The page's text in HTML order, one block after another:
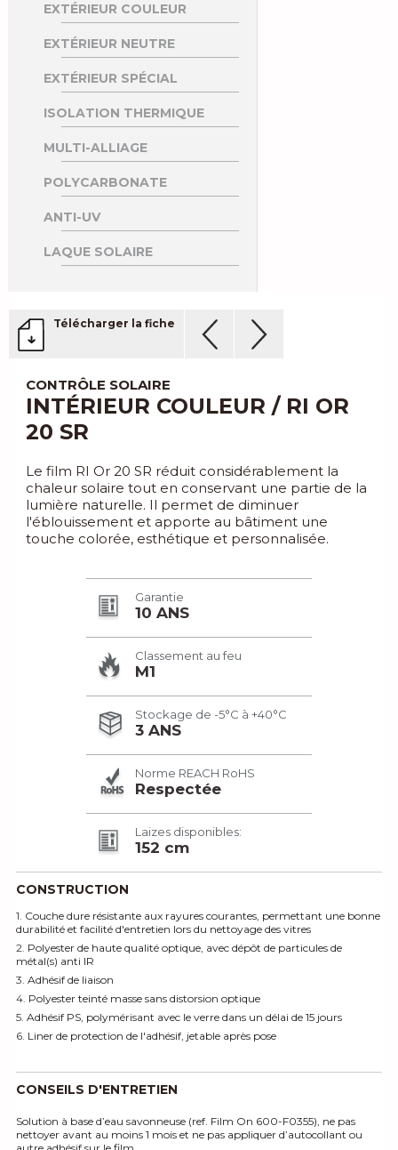
EXTÉRIEUR COULEUR
EXTÉRIEUR NEUTRE
EXTÉRIEUR SPÉCIAL
ISOLATION THERMIQUE
MULTI-ALLIAGE
POLYCARBONATE
ANTI-UV
LAQUE SOLAIRE
Télécharger la fiche
CONTRÔLE SOLAIRE
INTÉRIEUR COULEUR / RI OR
20 SR
Le film RI Or 20 SR réduit considérablement la
chaleur solaire tout en conservant une partie de la
lumière naturelle. Il permet de diminuer
l'éblouissement et apporte au bâtiment une
touche colorée, esthétique et personnalisée.
Garantie
10 ANS
Classement au feu
M1
Stockage de -5°C à +40°C
3 ANS
Norme REACH RoHS
Respectée
Laizes disponibles:
152 cm
CONSTRUCTION
1. Couche dure résistante aux rayures courantes, permettant une bonne
durabilité et facilité d'entretien lors du nettoyage des vitres
2. Polyester de haute qualité optique, avec dépôt de particules de
métal(s) anti IR
3. Adhésif de liaison
4. Polyester teinté masse sans distorsion optique
5. Adhésif PS, polymérisant avec le verre dans un délai de 15 jours
6. Liner de protection de l'adhésif, jetable après pose
CONSEILS D'ENTRETIEN
Solution à base d’eau savonneuse (ref. Film On 600-F0355), ne pas
nettoyer avant au moins 1 mois et ne pas appliquer d’autocollant ou